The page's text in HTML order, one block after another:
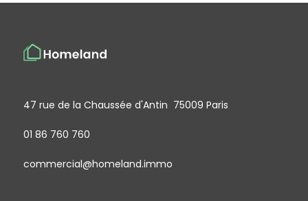
47 rue de la Chaussée d'Antin 75009 Paris
01 86 760 760
commercial@homeland.immo